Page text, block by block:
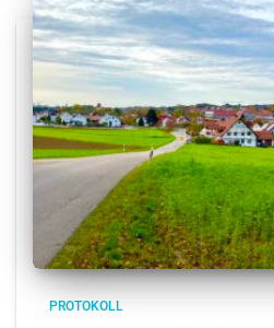
PROTOKOLL